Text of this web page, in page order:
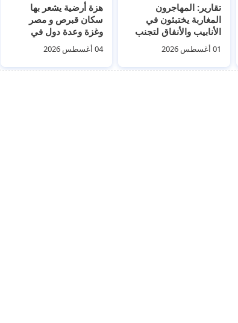
تقارير: المهاجرون
المغاربة يختبئون في
الأنابيب والأنفاق لتجنب
الترحيل من سبتة01 أغسطس 2026
هزة أرضية يشعر بها
سكان قبرص و مصر
وغزة وعدة دول في
المنطقة04 أغسطس 2026